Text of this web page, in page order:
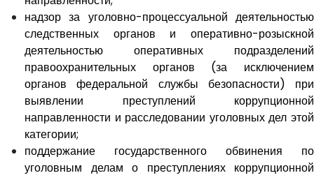
надзор за уголовно-процессуальной деятельностью
следственных органов и оперативно-розыскной
деятельностью оперативных подразделений
правоохранительных органов (за исключением
органов федеральной службы безопасности) при
выявлении преступлений коррупционной
направленности и расследовании уголовных дел этой
категории;
поддержание государственного обвинения по
уголовным делам о преступлениях коррупционной